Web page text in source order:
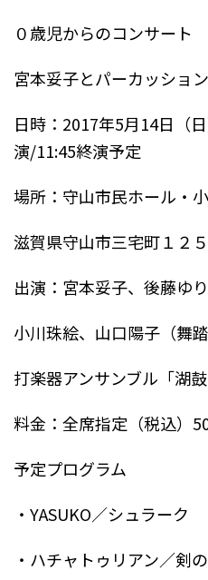
０歳児からのコンサート
宮本妥子とパーカッショ
日時：2017年5月14日（
演/11:45終演予定
場所：守山市民ホール・
滋賀県守山市三宅町１２５
出演：宮本妥子、後藤ゆ
小川珠絵、山口陽子（舞踏
打楽器アンサンブル「湖鼓
料金：全席指定（税込）
予定プログラム
・YASUKO／シュラーク
・ハチャトゥリアン／剣